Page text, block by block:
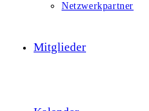
Netzwerkpartner
Mitglieder